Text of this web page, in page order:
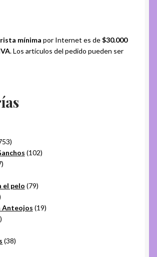
mínima por Internet es de$30.000
. Los artículos del pedido pueden ser
753
productos
102102
237
el pelo 7979
Anteojos 1919
3838